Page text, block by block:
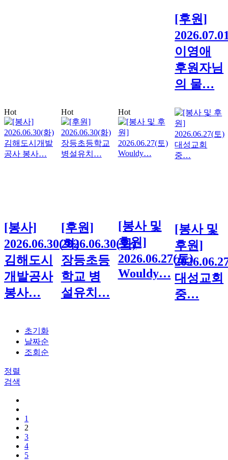
[후원]
이영애
후원자님
의 물…
Hot
[봉사]
2026.06.30(화)
김해도시
개발공사
봉사…
Hot
[후원]
2026.06.30(화)
장등초등
학교 병
설유치…
Hot
[봉사 및
후원]
2026.06.27(토)
Wouldy…
[봉사 및
후원]
대성교회
중…
초기화
날짜순
조회순
정렬
검색
1
2
3
4
5